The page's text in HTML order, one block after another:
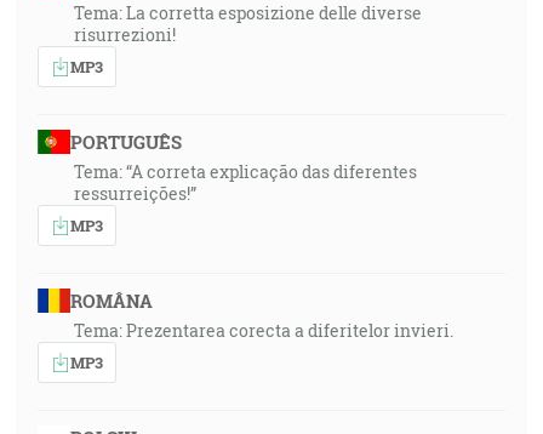
Tema: La corretta esposizione delle diverse
risurrezioni!
MP3
PORTUGUÊS
Tema: “A correta explicação das diferentes
ressurreições!”
MP3
ROMÂNA
Tema: Prezentarea corecta a diferitelor invieri.
MP3